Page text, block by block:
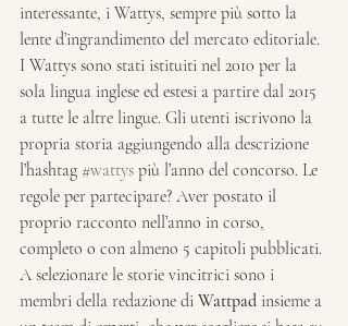
interessante, i Wattys, sempre più sotto la
lente d’ingrandimento del mercato editoriale.
I Wattys sono stati istituiti nel 2010 per la
sola lingua inglese ed estesi a partire dal 2015
a tutte le altre lingue. Gli utenti iscrivono la
propria storia aggiungendo alla descrizione
l’hashtag #wattys più l’anno del concorso. Le
regole per partecipare? Aver postato il
proprio racconto nell’anno in corso,
completo o con almeno 5 capitoli pubblicati.
A selezionare le storie vincitrici sono i
membri della redazione di Wattpad insieme a